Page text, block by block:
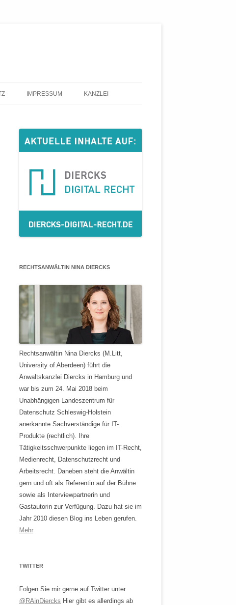
IMPRESSUM KANZLEI
RECHTSANWÄLTIN NINA DIERCKS
Rechtsanwältin Nina Diercks (M.Litt,
University of Aberdeen) führt die
Anwaltskanzlei Diercks in Hamburg und
war bis zum 24. Mai 2018 beim
Unabhängigen Landeszentrum für
Datenschutz Schleswig-Holstein
anerkannte Sachverständige für IT-
Produkte (rechtlich). Ihre
Tätigkeitsschwerpunkte liegen im IT-Recht,
Medienrecht, Datenschutzrecht und
Arbeitsrecht. Daneben steht die Anwältin
gern und oft als Referentin auf der Bühne
sowie als Interviewpartnerin und
Gastautorin zur Verfügung. Dazu hat sie im
Jahr 2010 diesen Blog ins Leben gerufen.
Mehr
TWITTER
Folgen Sie mir gerne auf Twitter unter
@RAinDiercks Hier gibt es allerdings ab